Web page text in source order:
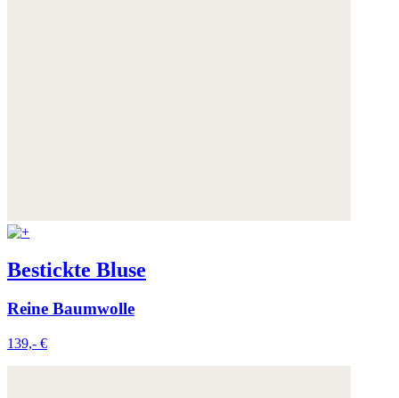
Bestickte Bluse
Reine Baumwolle
139,- €